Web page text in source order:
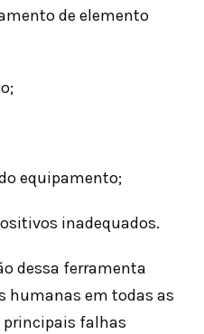
de elemento
equipamento;
inadequados.
dessa ferramenta
em todas as
principais falhas